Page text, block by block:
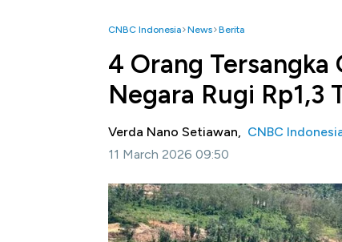
CNBC Indonesia News Berita
4 Orang Tersangka
Negara Rugi Rp1,3
Verda Nano Setiawan, CNBC
11 March 2026 09:50